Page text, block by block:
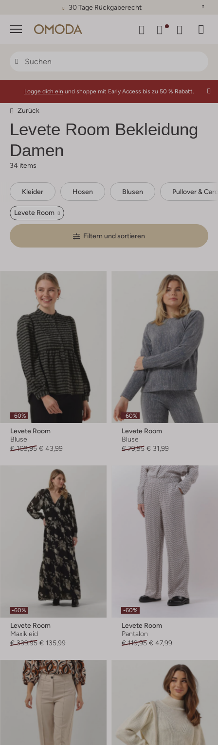
30 Tage Rückgaberecht
Menü
Logge dich ein und shoppe mit Early Access bis zu 50 % Rabatt.
Zurück
Levete Room Bekleidung
Damen
34 items
Kleider Hosen Blusen Pullover &
Levete Room
Filtern und sortieren
-60%
Levete Room
Bluse
€ 109,95 € 43,99
-60%
Levete Room
Bluse
€ 79,95 € 31,99
-60%
Levete Room
Maxikleid
€ 339,95 € 135,99
-60%
Levete Room
Pantalon
€ 119,95 € 47,99